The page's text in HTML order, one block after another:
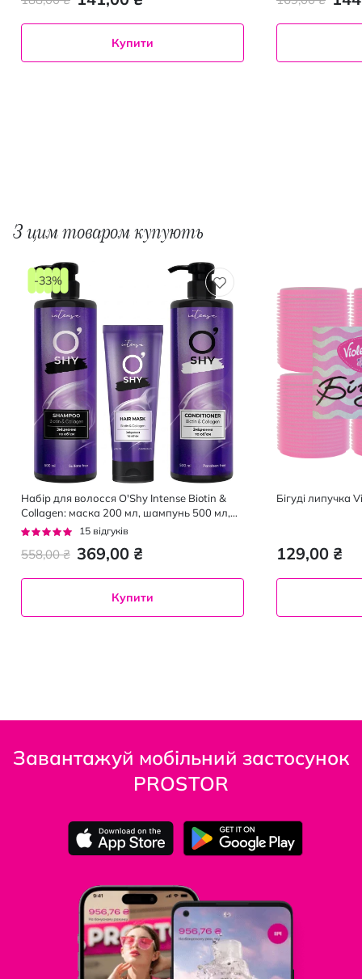
Купити
З цим товаром купують
Набір для волосся O'Shy Intense Biotin &
Collagen: маска 200 мл, шампунь 500 мл,
кондиціонер 500 мл
Рейтинг:
15 відгуків
369,00 ₴
558,00 ₴
-33%
Купити
Бiгудi липучка
129,00 ₴
Завантажуй мобільний застосунок
PROSTOR